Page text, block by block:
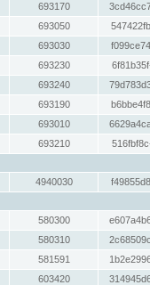
693170
693050
693030
693230
693240
693190
693010
693210
4940030
580300
580310
581591
603420